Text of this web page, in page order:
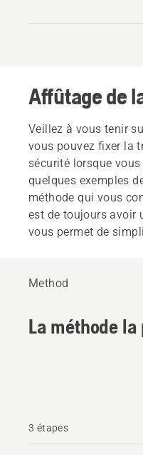
Affûtage de
Veillez à vous tenir
vous pouvez fixer la
sécurité lorsque
quelques exemples
méthode qui vous
est de toujours avoir
vous permet de
Method
La méthode
3 étapes